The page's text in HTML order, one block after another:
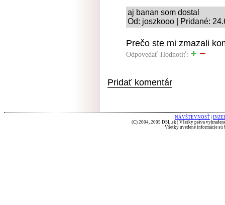
aj banan som dostal
Od: joszkooo | Pridané:
Prečo ste mi zmazali
Odpovedať Hodnotiť:
Pridať komentár
NÁVŠTEVNOSŤ
(C) 2004, 2005 DSL.sk | Všetky práva
Všetky uvedené informácie sú